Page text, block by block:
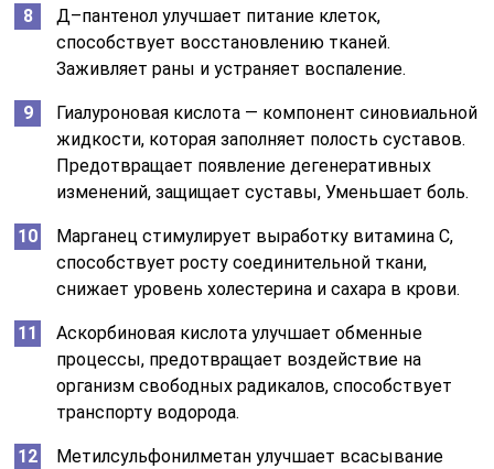
Д–пантенол улучшает питание клеток,
способствует восстановлению тканей.
Заживляет раны и устраняет воспаление.
Гиалуроновая кислота — компонент синовиальной
жидкости, которая заполняет полость суставов.
Предотвращает появление дегенеративных
изменений, защищает суставы, Уменьшает боль.
Марганец стимулирует выработку витамина С,
способствует росту соединительной ткани,
снижает уровень холестерина и сахара в крови.
Аскорбиновая кислота улучшает обменные
процессы, предотвращает воздействие на
организм свободных радикалов, способствует
транспорту водорода.
Метилсульфонилметан улучшает всасывание